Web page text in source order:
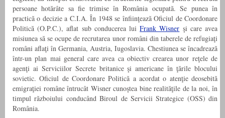
persoane hotărâte sa fie trimise în România ocupată. Se punea în
practică o decizie a C.I.A. În 1948 se înfiinţează Oficiul de Coordonare
Politică (O.P.C.), aflat sub conducerea luiFrank Wisner şi care avea
misiunea să se ocupe de recrutarea unor români din taberele de refugiaţi
români aflaţi în Germania, Austria, Iugoslavia. Chestiunea se încadrează
într-un plan mai general care avea ca obiectiv crearea unor reţele de
agenţi ai Serviciilor Secrete britanice şi americane în ţările blocului
sovietic. Oficiul de Coordonare Politică a acordat o atenţie deosebită
emigraţiei române întrucât Wisner cunoştea bine realităţile de la noi, în
timpul războiului conducând Biroul de Servicii Strategice (OSS) din
România.